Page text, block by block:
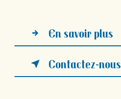
En savoir plus
Contactez-nous